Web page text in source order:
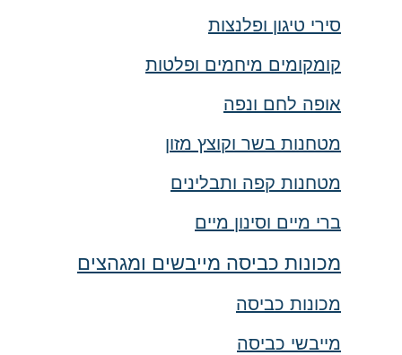
סירי טיגון ופלנצות
קומקומים מיחמים ופלטות
אופה לחם ונפה
מטחנות בשר וקוצץ מזון
מטחנות קפה ותבלינים
ברי מיים וסינון מיים
מכונות כביסה מייבשים ומגהצים
מכונות כביסה
מייבשי כביסה